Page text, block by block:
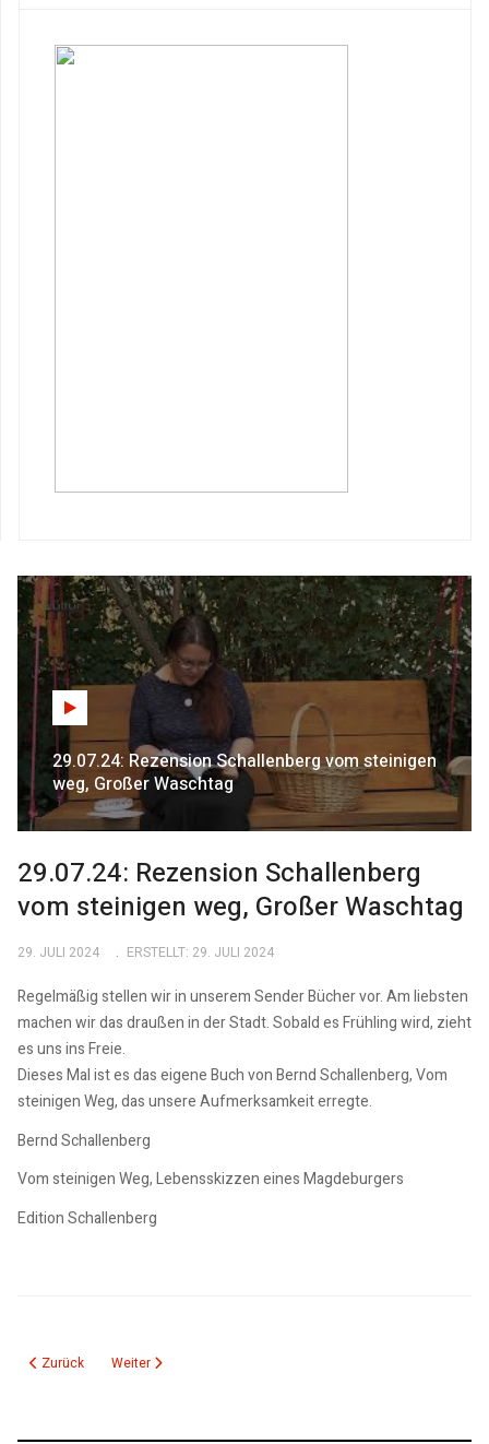
29.07.24: Rezension Schallenberg vom steinigen
weg, Großer Waschtag
29.07.24: Rezension Schallenberg
vom steinigen weg, Großer Waschtag
29. JULI 2024 ERSTELLT: 29. JULI 2024
Regelmäßig stellen wir in unserem Sender Bücher vor. Am liebsten
machen wir das draußen in der Stadt. Sobald es Frühling wird, zieht
es uns ins Freie.
Dieses Mal ist es das eigene Buch von Bernd Schallenberg, Vom
steinigen Weg, das unsere Aufmerksamkeit erregte.
Bernd Schallenberg
Vom steinigen Weg, Lebensskizzen eines Magdeburgers
Edition Schallenberg
Vorheriger Beitrag: 31.07.24: Rezension Milena Jesenska, Prager
Zurück Nächster Beitrag: Mark Twain, Sommerwogen, Eine Liebe in
Weiter